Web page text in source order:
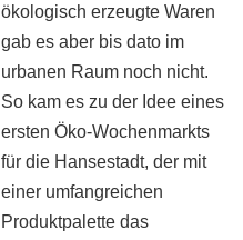
ökologisch erzeugte Waren
gab es aber bis dato im
urbanen Raum noch nicht.
So kam es zu der Idee eines
ersten Öko-Wochenmarkts
für die Hansestadt, der mit
einer umfangreichen
Produktpalette das